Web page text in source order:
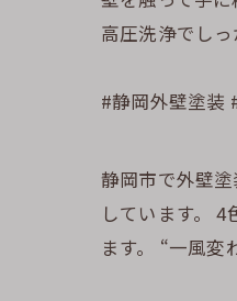
高圧洗浄でし
#静岡外壁塗装
静岡市で外壁
しています。
ます。 “一風変